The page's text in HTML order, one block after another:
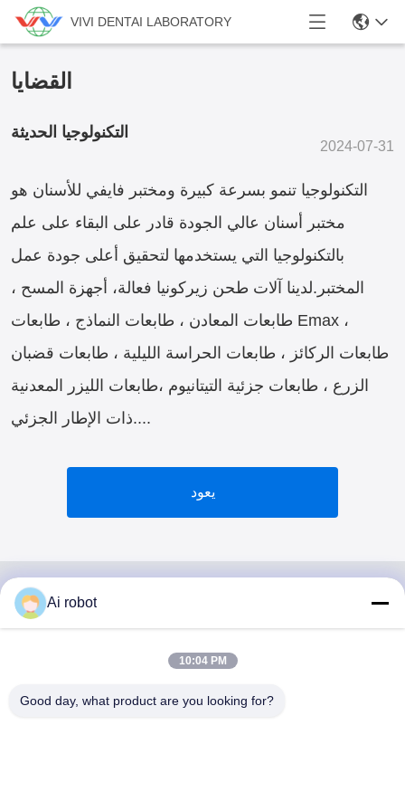
VIVI DENTAI LABORATORY
القضايا
التكنولوجيا الحديثة
2024-07-31
التكنولوجيا تنمو بسرعة كبيرة ومختبر فايفي للأسنان هو
مختبر أسنان عالي الجودة قادر على البقاء على علم
بالتكنولوجيا التي يستخدمها لتحقيق أعلى جودة عمل
المختبر.لدينا آلات طحن زيركونيا فعالة، أجهزة المسح ،
طابعات المعادن ، طابعات النماذج ، طابعات Emax ،
طابعات الركائز ، طابعات الحراسة الليلية ، طابعات قضبان
الزرع ، طابعات جزئية التيتانيوم ،طابعات الليزر المعدنية
ذات الإطار الجزئي....
يعود
VIVI DENTAI
LABORATORY
Ai robot
10:04 PM
Good day, what product are you looking for?